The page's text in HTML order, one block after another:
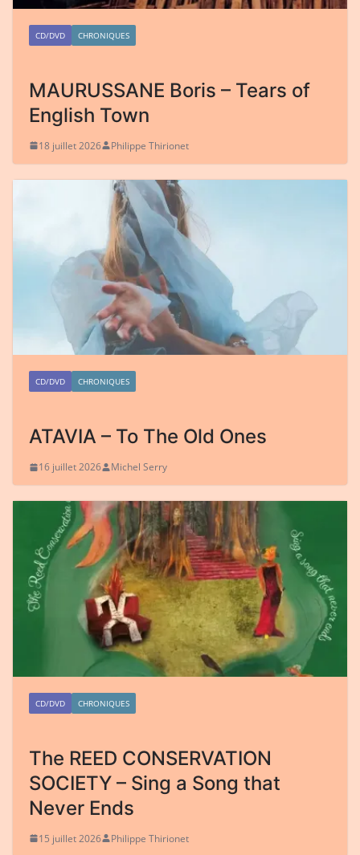
CD/DVD CHRONIQUES
MAURUSSANE Boris – Tears of
English Town
18 juillet 2026 Philippe Thirionet
CD/DVD CHRONIQUES
ATAVIA – To The Old Ones
16 juillet 2026 Michel Serry
CD/DVD CHRONIQUES
The REED CONSERVATION
SOCIETY – Sing a Song that
Never Ends
15 juillet 2026 Philippe Thirionet